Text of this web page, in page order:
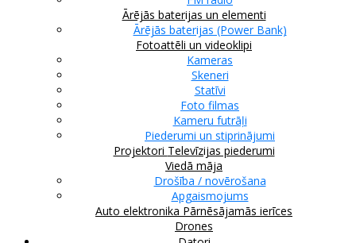
Ārējās baterijas un elementi
Ārējās baterijas (Power Bank)
Fotoattēli un videoklipi
Kameras
Skeneri
Statīvi
Foto filmas
Kameru futrāļi
Piederumi un stiprinājumi
Projektori Televīzijas piederumi
Viedā māja
Drošība / novērošana
Apgaismojums
Auto elektronika Pārnēsājamās ierīces
Drones